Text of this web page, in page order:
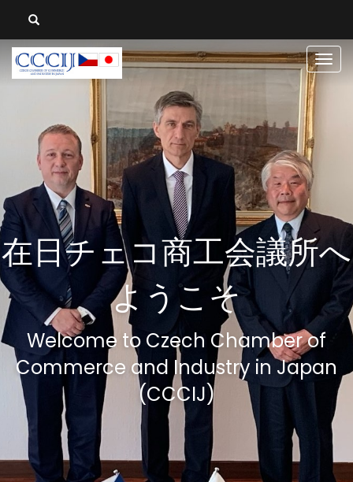
在日チェコ商工会議所へ
ようこそ
Welcome to Czech Chamber of
Commerce and Industry in Japan
(CCCIJ)